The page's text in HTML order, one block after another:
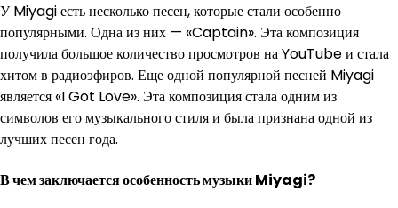
У Miyagi есть несколько песен, которые стали особенно
популярными. Одна из них — «Captain». Эта композиция
получила большое количество просмотров на YouTube и стала
хитом в радиоэфиров. Еще одной популярной песней Miyagi
является «I Got Love». Эта композиция стала одним из
символов его музыкального стиля и была признана одной из
лучших песен года.
В чем заключается особенность музыки Miyagi?